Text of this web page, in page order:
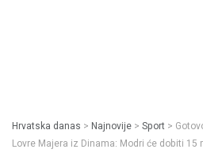
Hrvatska danas > Najnovije > Sport >
Lovre Majera iz Dinama: Modri će dobiti 15